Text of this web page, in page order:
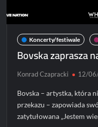
Koncerty/festiwale
Bovska zaprasza
Konrad Czapracki 12/
Bovska – artystka, która
przekazu – zapowiada
zatytułowana „Jestem